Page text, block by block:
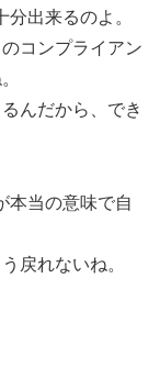
出来るのよ。
コンプライアン
んだから、でき
本当の意味で自
戻れないね。